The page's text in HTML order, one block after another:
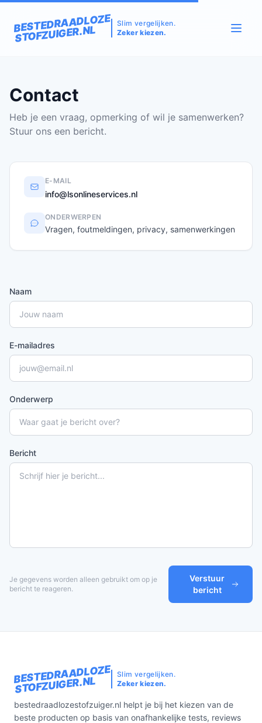
BESTEDRAADLOZE
STOFZUIGER.NL
Slim vergelijken.
Zeker kiezen.
Contact
Heb je een vraag, opmerking of wil je samenwerken?
Stuur ons een bericht.
E-MAIL
info@lsonlineservices.nl
ONDERWERPEN
Vragen, foutmeldingen, privacy, samenwerkingen
Naam
E-mailadres
Onderwerp
Bericht
Je gegevens worden alleen gebruikt om op je
bericht te reageren.
Verstuur
bericht
BESTEDRAADLOZE
STOFZUIGER.NL
Slim vergelijken.
Zeker kiezen.
bestedraadlozestofzuiger.nl helpt je bij het kiezen van de
beste producten op basis van onafhankelijke tests, reviews